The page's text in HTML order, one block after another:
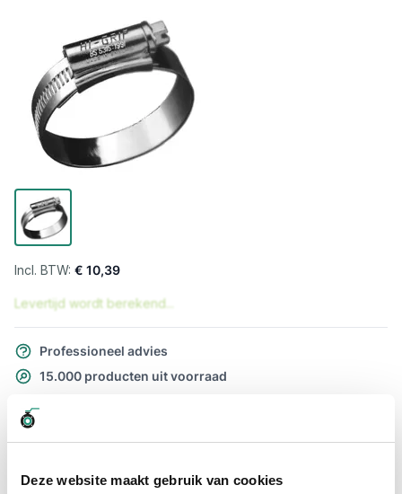
Deze website maakt gebruik van cookies
€ 10,39
Levertijd wordt berekend...
Professioneel advies
15.000 producten uit voorraad
Snel naar